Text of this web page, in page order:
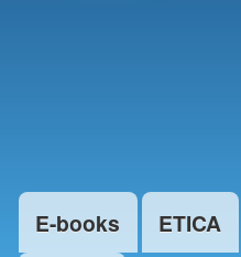
Main menu
E-books ETICA